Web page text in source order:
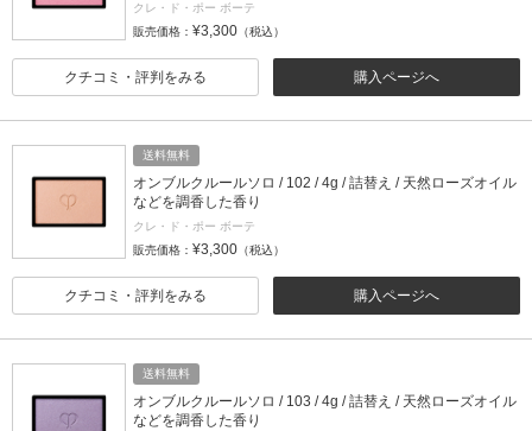
クレ・ド・ポー ボーテ
販売価格： ¥3,300 （税込）
購入ページへ
クチコミ・評判をみる
送料無料
オンブルクルールソロ / 102 / 4g / 詰替え / 天然ローズオイル
などを調香した香り
クレ・ド・ポー ボーテ
販売価格： ¥3,300 （税込）
購入ページへ
クチコミ・評判をみる
送料無料
オンブルクルールソロ / 103 / 4g / 詰替え / 天然ローズオイル
などを調香した香り